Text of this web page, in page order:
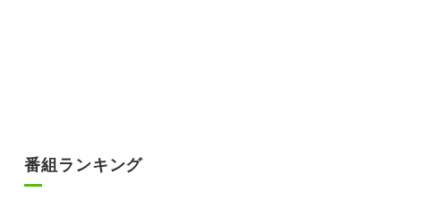
番組ランキング